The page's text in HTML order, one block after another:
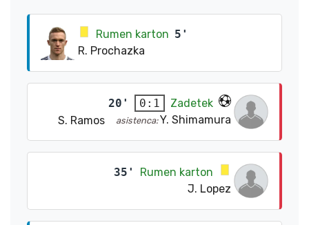
Rumen karton 5'
R. Prochazka
20' 0:1
Zadetek
S. Ramos
asistenca:Y. Shimamura
35'
Rumen karton
J. Lopez